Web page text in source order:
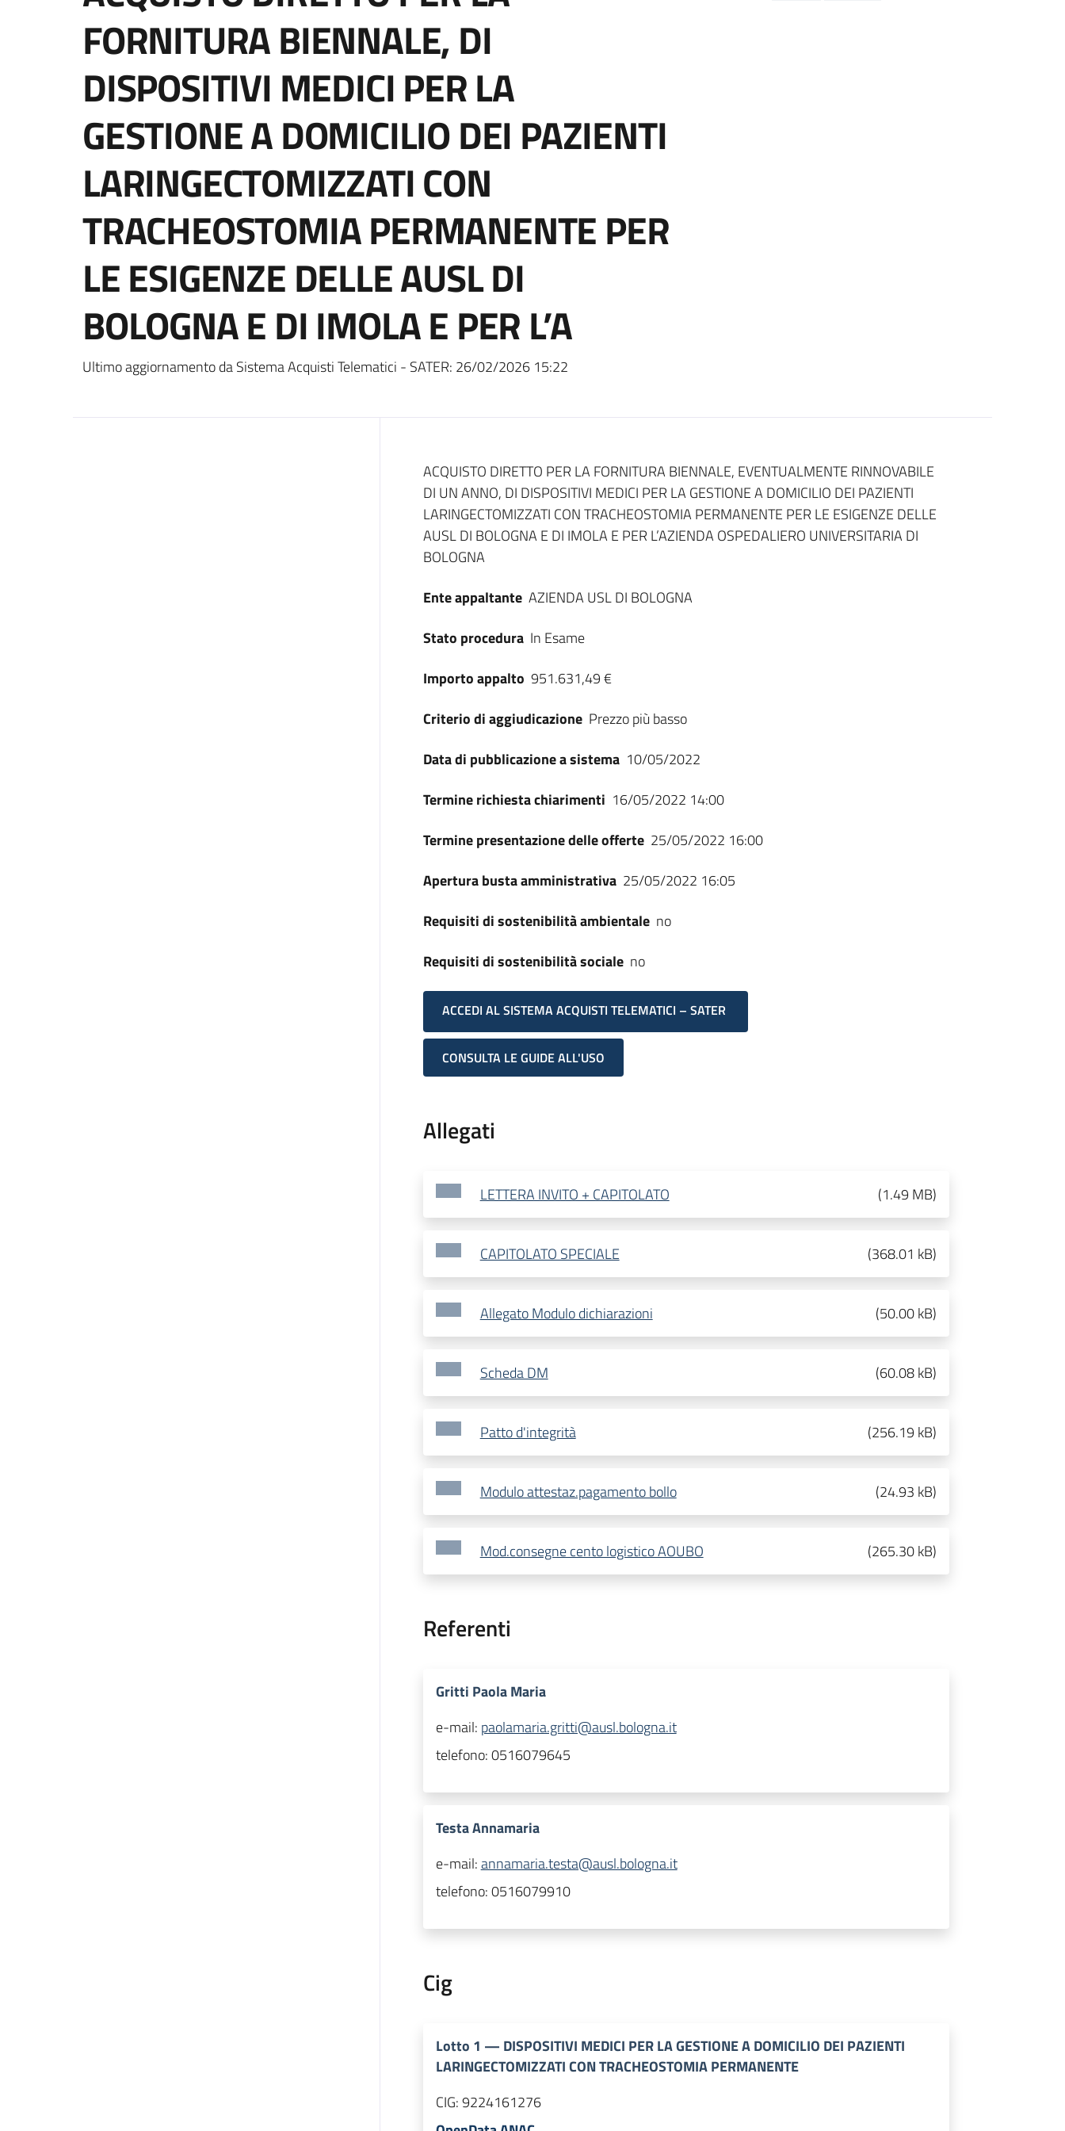
FORNITURA BIENNALE, DI
DISPOSITIVI MEDICI PER LA
GESTIONE A DOMICILIO DEI PAZIENTI
LARINGECTOMIZZATI CON
TRACHEOSTOMIA PERMANENTE PER
LE ESIGENZE DELLE AUSL DI
BOLOGNA E DI IMOLA E PER L’A
Ultimo aggiornamento da Sistema Acquisti Telematici - SATER: 26/02/2026 15:22
Dati del bando
ACQUISTO DIRETTO PER LA FORNITURA BIENNALE, EVENTUALMENTE RINNOVABILE
DI UN ANNO, DI DISPOSITIVI MEDICI PER LA GESTIONE A DOMICILIO DEI PAZIENTI
LARINGECTOMIZZATI CON TRACHEOSTOMIA PERMANENTE PER LE ESIGENZE DELLE
AUSL DI BOLOGNA E DI IMOLA E PER L’AZIENDA OSPEDALIERO UNIVERSITARIA DI
BOLOGNA
Ente appaltante AZIENDA USL DI BOLOGNA
Stato procedura In Esame
Importo appalto 951.631,49 €
Criterio di aggiudicazione Prezzo più basso
Data di pubblicazione a sistema 10/05/2022
Termine richiesta chiarimenti 16/05/2022 14:00
Termine presentazione delle offerte 25/05/2022 16:00
Apertura busta amministrativa 25/05/2022 16:05
Requisiti di sostenibilità ambientale no
Requisiti di sostenibilità sociale no
ACCEDI AL SISTEMA ACQUISTI TELEMATICI – SATER
CONSULTA LE GUIDE ALL'USO
Allegati
LETTERA INVITO + CAPITOLATO (1.49 MB)
CAPITOLATO SPECIALE (368.01 kB)
Allegato Modulo dichiarazioni (50.00 kB)
Scheda DM (60.08 kB)
Patto d'integrità (256.19 kB)
Modulo attestaz.pagamento bollo (24.93 kB)
Mod.consegne cento logistico AOUBO (265.30 kB)
Referenti
Gritti Paola Maria
e-mail: paolamaria.gritti@ausl.bologna.it
telefono:0516079645
Testa Annamaria
e-mail:annamaria.testa@ausl.bologna.it
telefono:0516079910
Cig
Lotto 1 — DISPOSITIVI MEDICI PER LA GESTIONE A DOMICILIO DEI PAZIENTI
LARINGECTOMIZZATI CON TRACHEOSTOMIA PERMANENTE
CIG:9224161276